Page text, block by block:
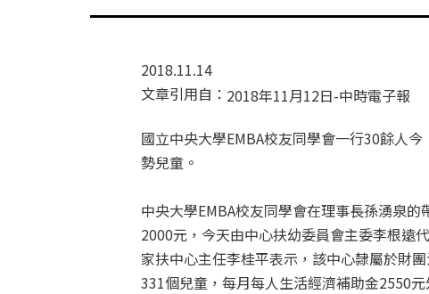
2018.11.14
文章引用自： 2018年11月12日-中時電子報
國立中央大學EMBA校友同學會一行30餘人
勢兒童。
中央大學EMBA校友同學會在理事長孫湧泉
2000元，今天由中心扶幼委員會主委李根遠
家扶中心主任李桂平表示，該中心隸屬於財
331個兒童，每月每人生活經濟補助金2550